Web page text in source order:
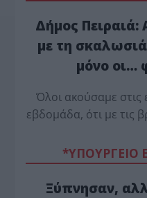
Δήμος Πειραιά:
με τη
μόνο οι…
Όλοι ακούσαμε στις
εβδομάδα, ότι με τις
*ΥΠΟΥΡΓΕΙΟ
Ξύπνησαν,